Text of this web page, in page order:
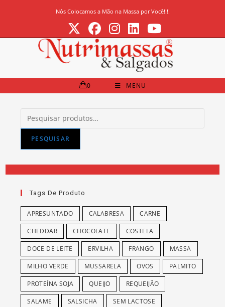
Nós Colocamos a Mão na Massa por Você!!!!
0 MENU
Pesquisar
por:
PESQUISAR
Tags De Produto
APRESUNTADO CALABRESA CARNE
CHEDDAR CHOCOLATE COSTELA
DOCE DE LEITE ERVILHA FRANGO MASSA
MILHO VERDE MUSSARELA OVOS PALMITO
PROTEÍNA SOJA QUEIJO REQUEIJÃO
SALAME SALSICHA SEM LACTOSE